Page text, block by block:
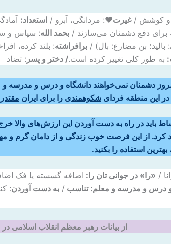
و کوشش /غیرت♥: مردانگی، آبرو / استعداد:
برای دفع دشمنان می‌سازند / بحمد الله: سپاس و
بن مضارع: بال) / برافراشته: بلند کرده،
به طور کلی تغییر کرده است./ دختر و پسر : تضاد
دشمنان نمی‌خواهند دانشگاه و درس و مدرسه
این منطقه فردای شکوهمندی را برای ایران مقتدر
باید در راه به دست آوردن این ارزش‌های والا
کرد. از این فرصت خوب زندگی و از دامان گرم و
استفاده را بکنید.
/ «را» در جوانی تان را: اضافه گسسته یا فک
و درس و مدرسه و معلم:تناسب / به دست آوردن:
از بیانات رهبر معظم انقلاب اسلامی در